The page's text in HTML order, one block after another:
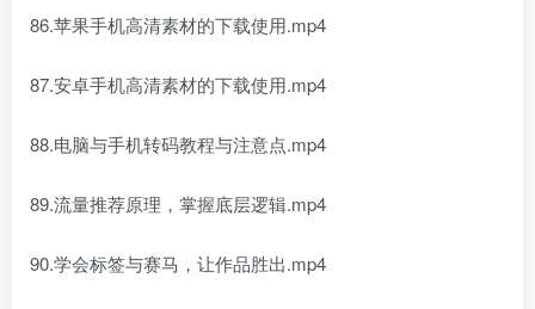
86.苹果手机高清素材的下载使用.mp4
87.安卓手机高清素材的下载使用.mp4
88.电脑与手机转码教程与注意点.mp4
89.流量推荐原理，掌握底层逻辑.mp4
90.学会标签与赛马，让作品胜出.mp4